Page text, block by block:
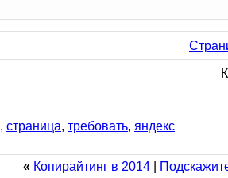
, страница, требовать, яндекс
« Копирайтинг в 2014